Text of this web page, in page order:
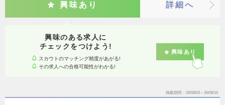
興味あり 詳細へ
興味のある求人に
チェックをつけよう!
スカウトのマッチング精度があがる!
その求人への合格可能性がわかる!
興味あり
掲載期間 26/08/03～26/08/16